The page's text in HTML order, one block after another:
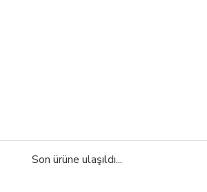
Son ürüne ulaşıldı...